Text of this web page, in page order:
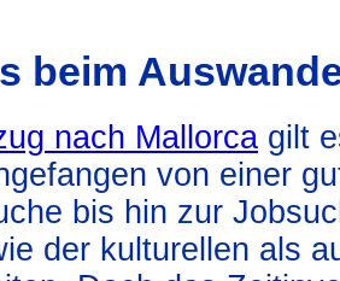
beim
nach Mallorca gilt
von einer
bis hin zur
der kulturellen als